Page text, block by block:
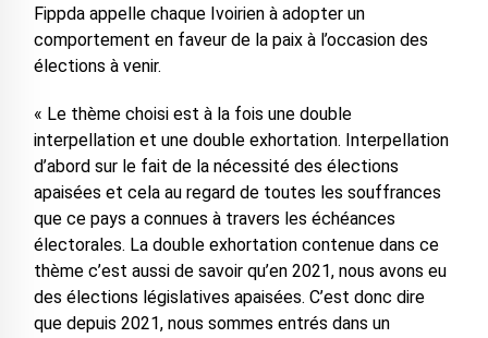
Fippda appelle chaque Ivoirien à adopter un
comportement en faveur de la paix à l’occasion des
élections à venir.
« Le thème choisi est à la fois une double
interpellation et une double exhortation. Interpellation
d’abord sur le fait de la nécessité des élections
apaisées et cela au regard de toutes les souffrances
que ce pays a connues à travers les échéances
électorales. La double exhortation contenue dans ce
thème c’est aussi de savoir qu’en 2021, nous avons eu
des élections législatives apaisées. C’est donc dire
que depuis 2021, nous sommes entrés dans un